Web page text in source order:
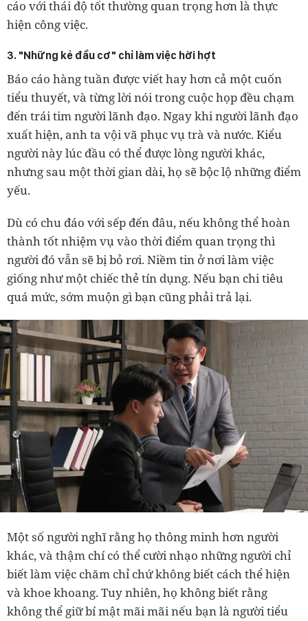
cáo với thái độ tốt thường quan trọng hơn là thực
hiện công việc.
3. "Những kẻ đầu cơ" chỉ làm việc hời hợt
Báo cáo hàng tuần được viết hay hơn cả một cuốn
tiểu thuyết, và từng lời nói trong cuộc họp đều chạm
đến trái tim người lãnh đạo. Ngay khi người lãnh đạo
xuất hiện, anh ta vội vã phục vụ trà và nước. Kiểu
người này lúc đầu có thể được lòng người khác,
nhưng sau một thời gian dài, họ sẽ bộc lộ những điểm
yếu.
Dù có chu đáo với sếp đến đâu, nếu không thể hoàn
thành tốt nhiệm vụ vào thời điểm quan trọng thì
người đó vẫn sẽ bị bỏ rơi. Niềm tin ở nơi làm việc
giống như một chiếc thẻ tín dụng. Nếu bạn chi tiêu
quá mức, sớm muộn gì bạn cũng phải trả lại.
Một số người nghĩ rằng họ thông minh hơn người
khác, và thậm chí có thể cười nhạo những người chỉ
biết làm việc chăm chỉ chứ không biết cách thể hiện
và khoe khoang. Tuy nhiên, họ không biết rằng
không thể giữ bí mật mãi mãi nếu bạn là người tiểu